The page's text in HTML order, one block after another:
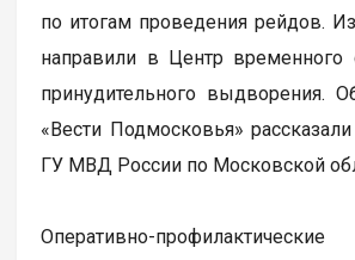
по итогам проведения рейдов.
направили в Центр временного
принудительного выдворения.
«Вести Подмосковья»
ГУ МВД России по Московской
Оперативно-